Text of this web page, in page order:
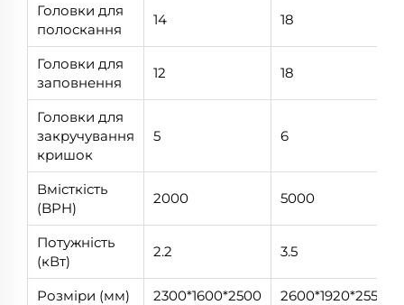
Головки для
полоскання
14 18
Головки для
заповнення
12 18
Головки для
закручування
кришок
5 6
Вмісткість
(BPH)
2000 5000
Потужність
(кВт)
2.2 3.5
Розміри (мм) 2300*1600*2500
2600*1920*2550